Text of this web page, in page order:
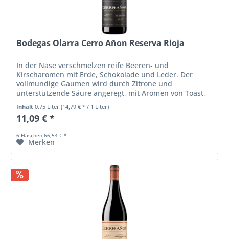
Bodegas Olarra Cerro Añon Reserva Rioja
In der Nase verschmelzen reife Beeren- und
Kirscharomen mit Erde, Schokolade und Leder. Der
vollmundige Gaumen wird durch Zitrone und
unterstützende Säure angeregt, mit Aromen von Toast,
Holzmaserung und Tabak sowie Pflaumen- und...
Inhalt0.75 Liter(14,79 € * / 1 Liter)
11,09 € *
6 Flaschen 66,54 € *
Merken